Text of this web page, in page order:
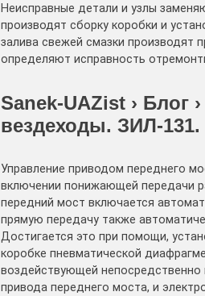
Неисправные детали и узлы
производят сборку коробки и
залива свежей смазки производят
определяют исправность
Sanek-UAZist › Блог
вездеходы. ЗИЛ-131.
Управление приводом переднего
включении понижающей передачи
передний мост включается
прямую передачу также
Достигается это при помощи,
коробке пневматической
воздействующей
привода переднего моста, и